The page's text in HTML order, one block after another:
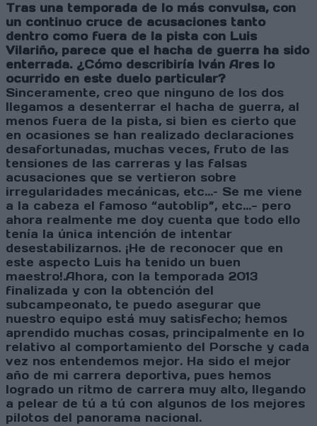
Tras una temporada de lo más convulsa, con
un continuo cruce de acusaciones tanto
dentro como fuera de la pista con Luis
Vilariño, parece que el hacha de guerra ha sido
enterrada. ¿Cómo describiría Iván Ares lo
ocurrido en este duelo particular?
Sinceramente, creo que ninguno de los dos
llegamos a desenterrar el hacha de guerra, al
menos fuera de la pista, si bien es cierto que
en ocasiones se han realizado declaraciones
desafortunadas, muchas veces, fruto de las
tensiones de las carreras y las falsas
acusaciones que se vertieron sobre
irregularidades mecánicas, etc...– Se me viene
a la cabeza el famoso “autoblip”, etc...- pero
ahora realmente me doy cuenta que todo ello
tenía la única intención de intentar
desestabilizarnos. ¡He de reconocer que en
este aspecto Luis ha tenido un buen
maestro!.Ahora, con la temporada 2013
finalizada y con la obtención del
subcampeonato, te puedo asegurar que
nuestro equipo está muy satisfecho; hemos
aprendido muchas cosas, principalmente en lo
relativo al comportamiento del Porsche y cada
vez nos entendemos mejor. Ha sido el mejor
año de mi carrera deportiva, pues hemos
logrado un ritmo de carrera muy alto, llegando
a pelear de tú a tú con algunos de los mejores
pilotos del panorama nacional.